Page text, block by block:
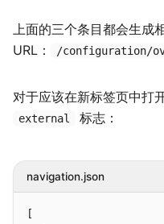
上面的三个条目都会生成
URL：
/configuration/
对于应该在新标签页中打
external 标志：
navigation.json
[